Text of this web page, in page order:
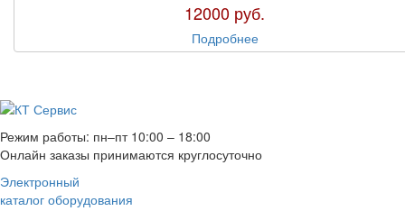
12000 руб.
Подробнее
Режим работы: пн–пт 10:00 – 18:00
Онлайн заказы принимаются круглосуточно
Электронный
каталог оборудования